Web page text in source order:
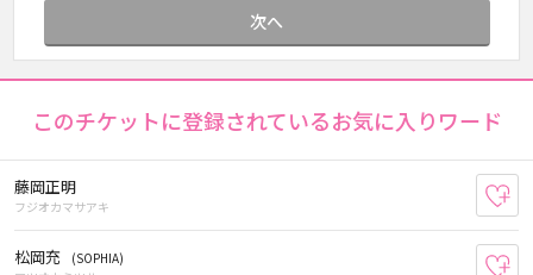
次へ
このチケットに登録されているお気に入りワード
藤岡正明
フジオカマサアキ
松岡充
(SOPHIA)